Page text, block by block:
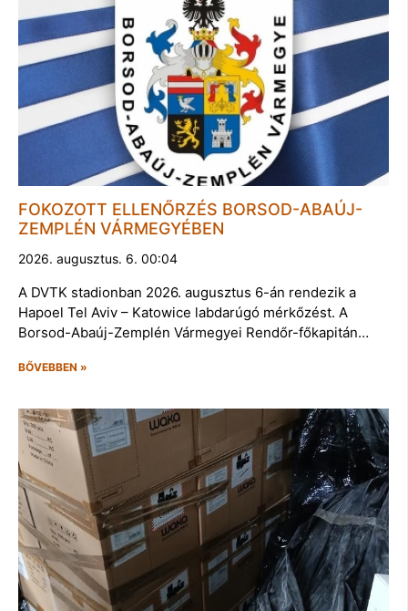
FOKOZOTT ELLENŐRZÉS BORSOD-ABAÚJ-
ZEMPLÉN VÁRMEGYÉBEN
2026. augusztus. 6. 00:04
A DVTK stadionban 2026. augusztus 6-án rendezik a
Hapoel Tel Aviv – Katowice labdarúgó mérkőzést. A
Borsod-Abaúj-Zemplén Vármegyei Rendőr-főkapitán…
BŐVEBBEN »